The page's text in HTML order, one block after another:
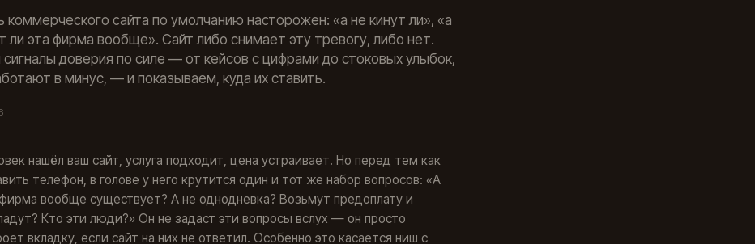
коммерческого сайта по умолчанию насторожен: «а не кинут ли», «а
ли эта фирма вообще». Сайт либо снимает эту тревогу, либо нет.
доверия по силе — от кейсов с цифрами до стоковых улыбок,
в минус, — и показываем, куда их ставить.
нашёл ваш сайт, услуга подходит, цена устраивает. Но перед тем как
телефон, в голове у него крутится один и тот же набор вопросов: «А
вообще существует? А не однодневка? Возьмут предоплату и
Кто эти люди?» Он не задаст эти вопросы вслух — он просто
вкладку, если сайт на них не ответил. Особенно это касается ниш с